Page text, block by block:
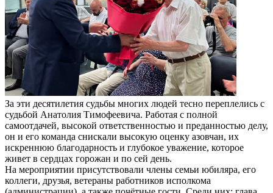
За эти десятилетия судьбы многих людей тесно переплелись с
судьбой Анатолия Тимофеевича. Работая с полной
самоотдачей, высокой ответственностью и преданностью делу,
он и его команда снискали высокую оценку азовчан, их
искреннюю благодарность и глубокое уважение, которое
живет в сердцах горожан и по сей день.
На мероприятии присутствовали члены семьи юбиляра, его
коллеги, друзья, ветераны работников исполкома